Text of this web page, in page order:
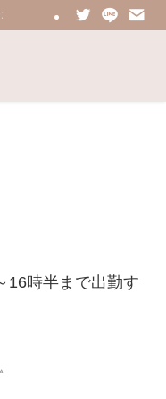
エステ 鼠蹊部・密着・総合技術力
16時半まで出勤す